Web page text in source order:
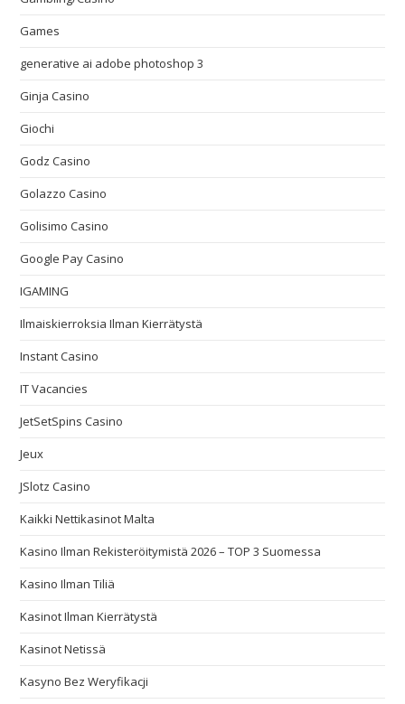
Games
generative ai adobe photoshop 3
Ginja Casino
Giochi
Godz Casino
Golazzo Casino
Golisimo Casino
Google Pay Casino
IGAMING
Ilmaiskierroksia Ilman Kierrätystä
Instant Casino
IT Vacancies
JetSetSpins Casino
Jeux
JSlotz Casino
Kaikki Nettikasinot Malta
Kasino Ilman Rekisteröitymistä 2026 – TOP 3 Suomessa
Kasino Ilman Tiliä
Kasinot Ilman Kierrätystä
Kasinot Netissä
Kasyno Bez Weryfikacji